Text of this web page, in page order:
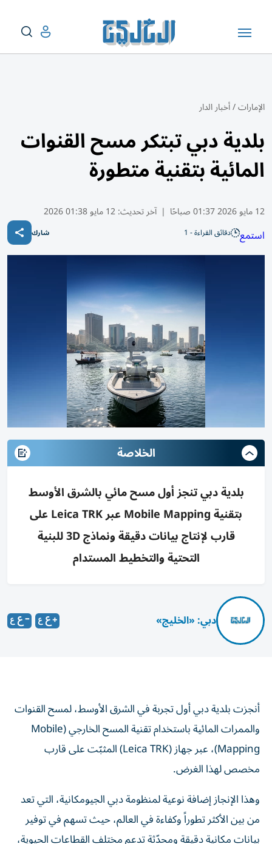
الإمارات/أخبار الدار
بلدية دبي تبتكر مسح القنوات
المائية بتقنية متطورة
12 مايو 2026 01:37 صباحًا | آخر تحديث:12 مايو 01:38 2026
استمع دقائق القراءة - 1 شارك
الخلاصة
بلدية دبي تنجز أول مسح مائي بالشرق الأوسط
بتقنية Mobile Mapping عبر Leica TRK على
قارب لإنتاج بيانات دقيقة ونماذج 3D للبنية
التحتية والتخطيط المستدام
دبي: «الخليج»
أنجزت بلدية دبي أول تجربة في الشرق الأوسط، لمسح القنوات
والممرات المائية باستخدام تقنية المسح الخارجي (Mobile
Mapping)، عبر جهاز (Leica TRK) المثبّت على قارب
مخصص لهذا الغرض.
وهذا الإنجاز إضافة نوعية لمنظومة دبي الجيومكانية، التي تعد
من بين الأكثر تطوراً وكفاءة في العالم، حيث تسهم في توفير